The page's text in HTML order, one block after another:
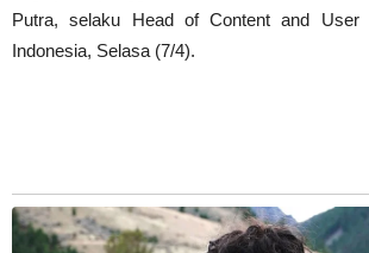
Putra, selaku Head of Content and User
Indonesia, Selasa (7/4).